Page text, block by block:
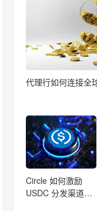
代理行如何连接全
Circle 如何激励
USDC 分发渠道？